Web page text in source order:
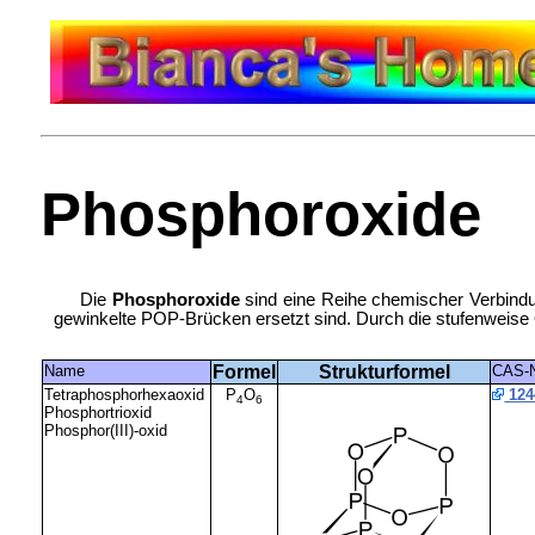
Phosphoroxide
Die Phosphoroxidesind eine Reihe chemischer
gewinkelte POP-Brücken ersetzt sind. Durch die
Name Formel Strukturformel
CAS-
Tetraphosphorhexaoxid
Phosphortrioxid
Phosphor(III)-oxid
P4O6